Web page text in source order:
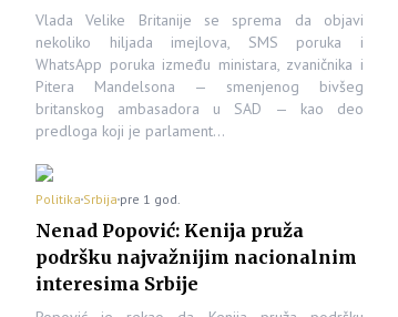
Vlada Velike Britanije se sprema da objavi
nekoliko hiljada imejlova, SMS poruka i
WhatsApp poruka između ministara, zvaničnika i
Pitera Mandelsona — smenjenog bivšeg
britanskog ambasadora u SAD — kao deo
predloga koji je parlament…
Politika Srbija pre 1 god.
Nenad Popović: Kenija pruža
podršku najvažnijim nacionalnim
interesima Srbije